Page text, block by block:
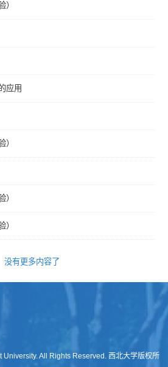
）
应用
）
）
）
没有更多内容了
All Rights Reserved. 西北大学版权所